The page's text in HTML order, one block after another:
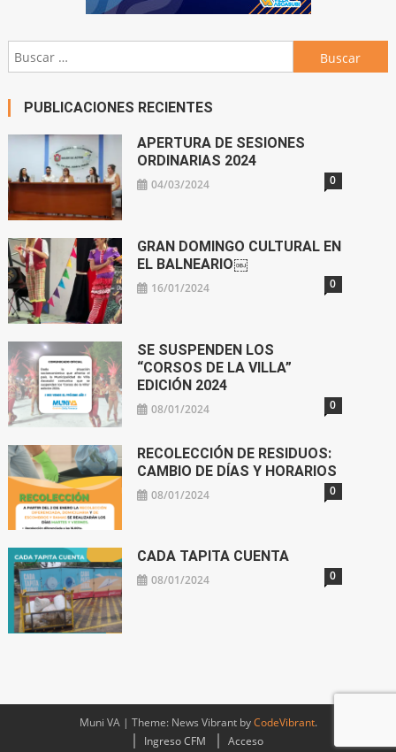
Buscar:
PUBLICACIONES RECIENTES
APERTURA DE SESIONES
ORDINARIAS 2024
04/03/2024 0
GRAN DOMINGO CULTURAL EN
EL BALNEARIO￼
16/01/2024 0
SE SUSPENDEN LOS
“CORSOS DE LA VILLA”
EDICIÓN 2024
08/01/2024 0
RECOLECCIÓN DE RESIDUOS:
CAMBIO DE DÍAS Y HORARIOS
08/01/2024 0
CADA TAPITA CUENTA
08/01/2024 0
Muni VA | Theme: News Vibrant byCodeVibrant.
Ingreso CFM
Acceso